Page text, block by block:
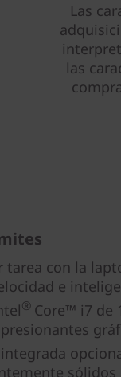
Las
las
con la
e
® Core™ i7 de
integrada
sólidos